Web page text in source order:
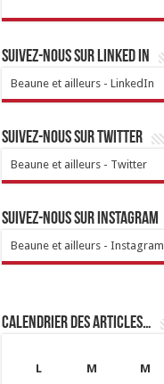
Suivez-nous sur linked IN
Beaune et ailleurs - LinkedIn
Suivez-nous sur Twitter
Beaune et ailleurs - Twitter
Suivez-nous sur Instagram
Beaune et ailleurs - Instagram
Calendrier des articles…
L
M M